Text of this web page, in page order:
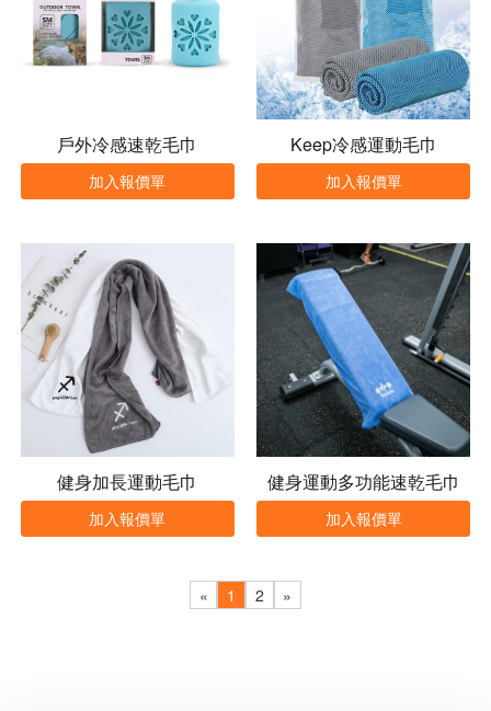
戶外冷感速乾毛巾
加入報價單
Keep冷感運動毛巾
加入報價單
健身加長運動毛巾
加入報價單
健身運動多功能速乾毛巾
加入報價單
« 1 2 »